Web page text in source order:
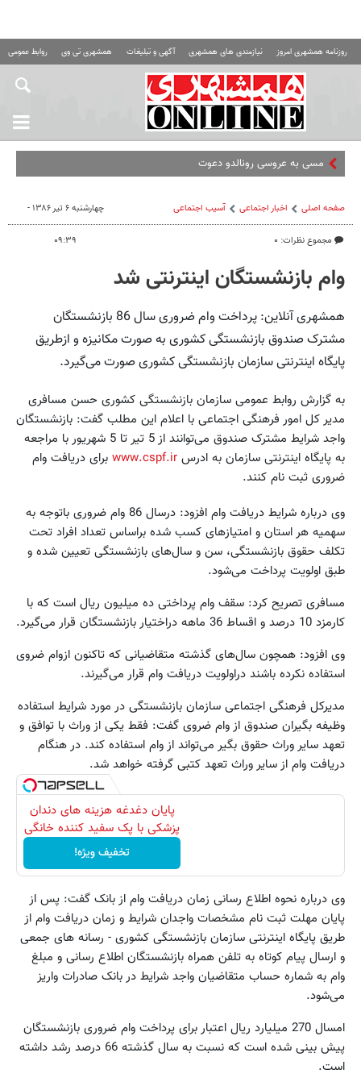
روزنامه همشهری امروز نیازمندی های همشهری آگهی و تبلیغات همشهری تی وی روابط عمومی
مسی به عروسی رونالدو دعوت نشد؛ جورجی
صفحه اصلی اخبار اجتماعی آسیب اجتماعی
مجموع نظرات: ۰
چهارشنبه ۶ تیر ۱۳۸۶ -
۰۹:۳۹
وام بازنشستگان اینترنتی شد
همشهری آنلاین: پرداخت وام ضروری سال 86 بازنشستگان
مشترک صندوق بازنشستگی کشوری به صورت مکانیزه و ازطریق
پایگاه اینترنتی سازمان بازنشستگی کشوری صورت می‌گیرد.
به گزارش روابط عمومی سازمان بازنشستگی کشوری حسن مسافری
مدیر کل امور فرهنگی اجتماعی با اعلام این مطلب گفت‌: بازنشستگان
واجد شرایط مشترک صندوق می‌توانند از 5 تیر تا 5 شهریور با مراجعه
به پایگاه اینترنتی سازمان به ادرس www.cspf.ir برای دریافت وام
ضروری ثبت نام کنند.
وی درباره شرایط دریافت وام افزود‌: درسال 86 وام ضروری باتوجه به
سهمیه هر استان و امتیازهای کسب شده براساس تعداد افراد تحت
تکلف حقوق بازنشستگی، سن و سال‌های بازنشستگی تعیین شده و
طبق اولویت پرداخت می‌شود.
مسافری تصریح کرد‌: سقف وام پرداختی ده میلیون ریال است که با
کارمزد 10 درصد و اقساط 36 ماهه دراختیار بازنشستگان قرار می‌گیرد.
وی افزود: همچون سال‌های گذشته متقاضیانی که تاکنون ازوام ضروی
استفاده نکرده باشند دراولویت دریافت وام قرار می‌گیرند.
مدیرکل فرهنگی اجتماعی سازمان بازنشستگی در مورد شرایط استفاده
وظیفه بگیران صندوق از وام ضروی گفت: فقط یکی از وراث با توافق و
تعهد سایر وراث حقوق بگیر می‌تواند از وام استفاده کند. در هنگام
دریافت وام از سایر وراث تعهد کتبی گرفته خواهد شد.
پایان دغدغه هزینه های دندان
پزشکی با پک سفید کننده خانگی
تخفیف ویژه!
وی درباره نحوه اطلاع رسانی زمان دریافت وام از بانک گفت‌: پس از
پایان مهلت ثبت نام مشخصات واجدان شرایط و زمان دریافت وام از
طریق پایگاه اینترنتی سازمان بازنشستگی کشوری - رسانه های جمعی
و ارسال پیام کوتاه به تلفن همراه بازنشستگان اطلاع رسانی و مبلغ
وام به شماره حساب متقاضیان واجد شرایط در بانک صادرات واریز
می‌شود.
امسال 270 میلیارد ریال اعتبار برای پرداخت وام ضروری بازنشستگان
پیش بینی شده است که نسبت به سال گذشته 66 درصد رشد داشته
است.